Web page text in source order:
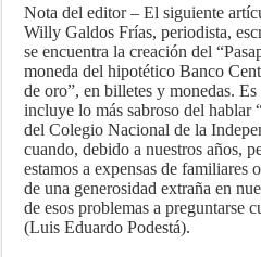
Nota del editor – El siguiente
Willy Galdos Frías, periodista,
se encuentra la creación del
moneda del hipotético Banco
de oro”, en billetes y monedas.
incluye lo más sabroso del
del Colegio Nacional de la
cuando, debido a nuestros años,
estamos a expensas de familiares
de una generosidad extraña en
de esos problemas a preguntarse
(Luis Eduardo Podestá).